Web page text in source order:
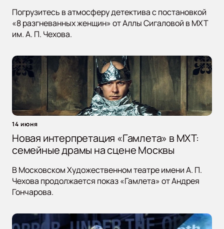
Погрузитесь в атмосферу детектива с постановкой
«8 разгневанных женщин» от Аллы Сигаловой в МХТ
им. А. П. Чехова.
14 июня
Новая интерпретация «Гамлета» в МХТ:
семейные драмы на сцене Москвы
В Московском Художественном театре имени А. П.
Чехова продолжается показ «Гамлета» от Андрея
Гончарова.